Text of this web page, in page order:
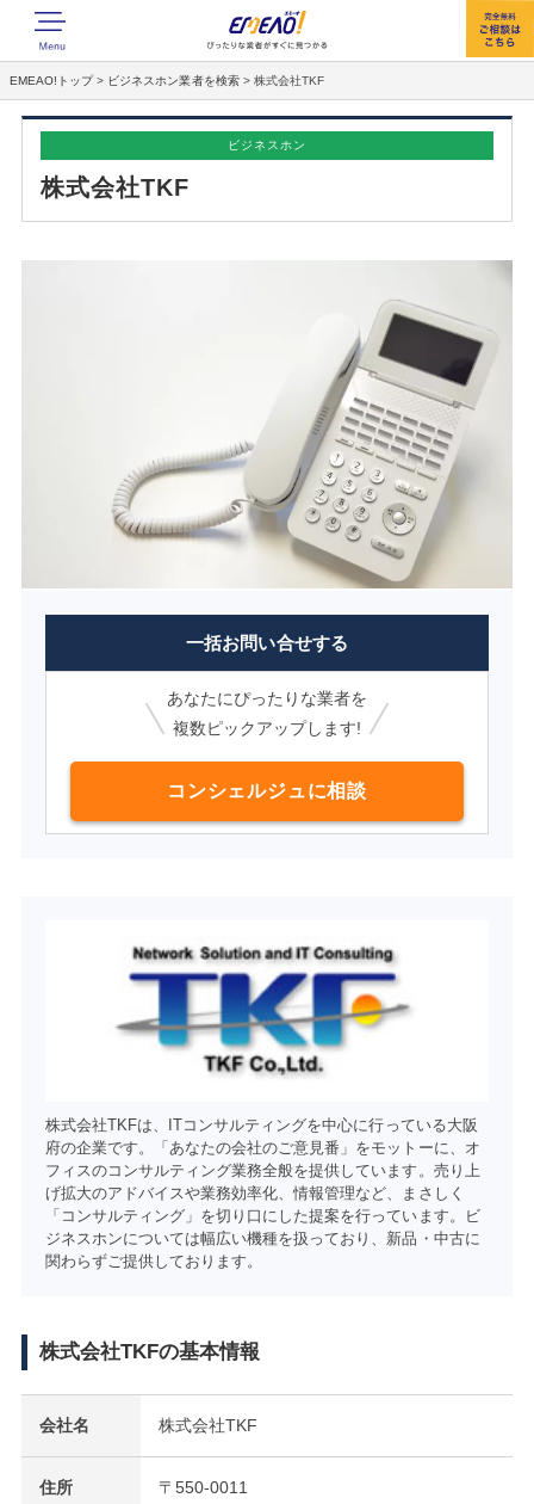
EMEAO!トップ > ビジネスホン業者を検索 > 株式会社TKF
ビジネスホン
株式会社TKF
一括お問い合せする
あなたにぴったりな業者を
複数ピックアップします!
コンシェルジュに相談
株式会社TKFは、ITコンサルティングを中心に行っている大阪
府の企業です。「あなたの会社のご意見番」をモットーに、オ
フィスのコンサルティング業務全般を提供しています。売り上
げ拡大のアドバイスや業務効率化、情報管理など、まさしく
「コンサルティング」を切り口にした提案を行っています。ビ
ジネスホンについては幅広い機種を扱っており、新品・中古に
関わらずご提供しております。
株式会社TKFの基本情報
会社名 株式会社TKF
住所
〒550-0011